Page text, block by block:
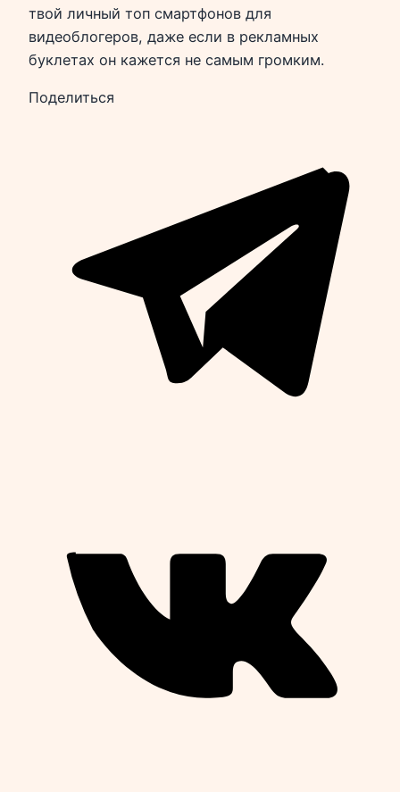
твой личный топ смартфонов для
видеоблогеров, даже если в рекламных
буклетах он кажется не самым громким.
Поделиться